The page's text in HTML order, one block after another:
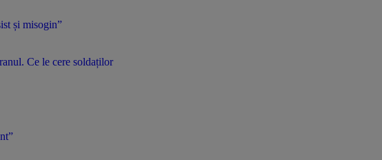
și misogin”
Ce le cere soldaților